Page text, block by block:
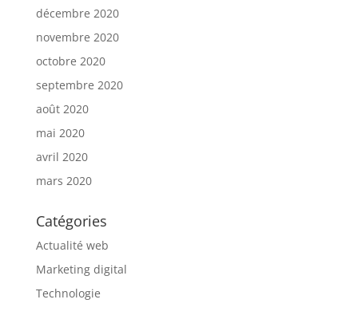
décembre 2020
novembre 2020
octobre 2020
septembre 2020
août 2020
mai 2020
avril 2020
mars 2020
Catégories
Actualité web
Marketing digital
Technologie